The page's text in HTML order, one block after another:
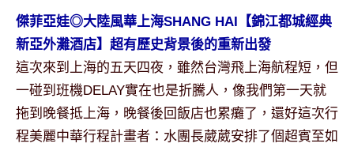
班
底、
外
目
主
傑菲亞娃◎大陸風華上海SHANG HAI【錦江都城經典
新亞外灘酒店】超有歷史背景後的重新出發
這次來到上海的五天四夜，雖然台灣飛上海航程短，但
一碰到班機DELAY實在也是折騰人，像我們第一天就
拖到晚餐抵上海，晚餐後回飯店也累癱了，還好這次行
程美麗中華行程計畫者：水團長葳葳安排了個超賓至如